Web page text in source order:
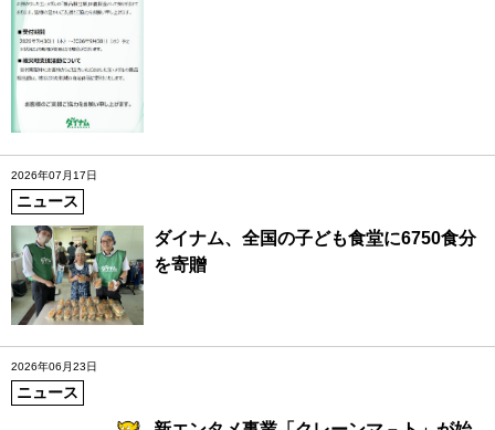
2026年07月17日
ニュース
ダイナム、全国の子ども食堂に6750食分
を寄贈
2026年06月23日
ニュース